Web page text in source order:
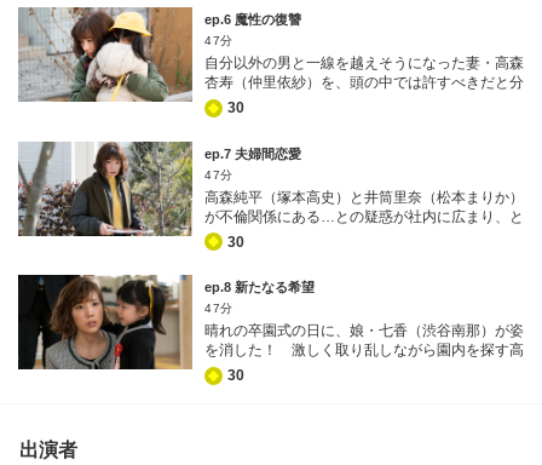
らどう見ても一線を超えたようにしか見えない写
真に、純平は激しく動揺。まるで汚い物かのよう
に杏寿を振り払い、単身赴任先の寮から締め出
す。その姿にかつての自分を見た杏寿は、夫婦の
絆の完全崩壊を覚悟。後悔と失意の念に押しつぶ
されそうになりながら、娘・七香（渋谷南那）の
ep.6 魔性の復讐
47分
自分以外の男と一線を越えそうになった妻・高森
杏寿（仲里依紗）を、頭の中では許すべきだと分
かっていても、そう簡単に気持ちの整理がつかな
い純平（塚本高史）。そこへ、浮気相手だった井
い出され、転がり込んできた！ 里奈はありった
けの言葉で純平への愛をぶつけ、すがりつくが、
純平は頑なに拒絶。ショックを受けた里奈は、泣
きながらその場を後にする。だが、そのままおと
なしく引き下がらないのが里奈の恐ろしさ…。無
み、鳥肌の立つ策略を実行し始める！
30
ep.7 夫婦間恋愛
47分
高森純平（塚本高史）と井筒里奈（松本まりか）
が不倫関係にある…との疑惑が社内に広まり、と
うとう純平は同僚たちから問い詰められること
に！ ところが、ここで思いがけない展開が起こ
てまで、執念深く純平を追い続けていた里奈が何
を思ったか、不倫を全否定したのだ！ 里奈が打
った芝居に同僚たちもすっかり騙され、事なきを
得る純平。だが純平は今回の一件で、里奈にとて
つもなく大きな借りを作ってしまったのではない
か…と不安に包まれる。一方、里奈は渡に取り上
30
ep.8 新たなる希望
47分
晴れの卒園式の日に、娘・七香（渋谷南那）が姿
を消した！ 激しく取り乱しながら園内を探す高
森杏寿（仲里依紗）。だが、まもなく七香は見つ
かり、何事もなかったことが判明。杏寿はホッと
30
出演者